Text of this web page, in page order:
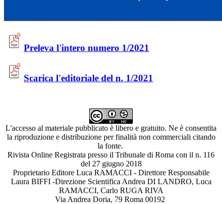
Preleva l'intero numero 1/2021
Scarica l'editoriale del n. 1/2021
L'accesso al materiale pubblicato è libero e gratuito. Ne è consentita
la riproduzione e distribuzione per finalità non commerciali citando
la fonte.
Rivista Online Registrata presso il Tribunale di Roma con il n. 116
del 27 giugno 2018
Proprietario Editore Luca RAMACCI - Direttore Responsabile
Laura BIFFI -Direzione Scientifica Andrea DI LANDRO, Luca
RAMACCI, Carlo RUGA RIVA
Via Andrea Doria, 79 Roma 00192